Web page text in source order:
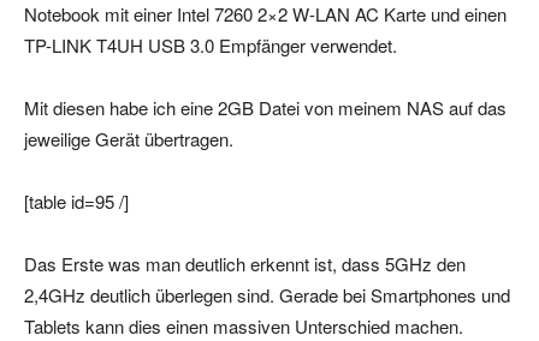
Notebook mit einer Intel 7260 2×2 W-LAN AC Karte und einen
TP-LINK T4UH USB 3.0 Empfänger verwendet.
Mit diesen habe ich eine 2GB Datei von meinem NAS auf das
jeweilige Gerät übertragen.
[table id=95 /]
Das Erste was man deutlich erkennt ist, dass 5GHz den
2,4GHz deutlich überlegen sind. Gerade bei Smartphones und
Tablets kann dies einen massiven Unterschied machen.